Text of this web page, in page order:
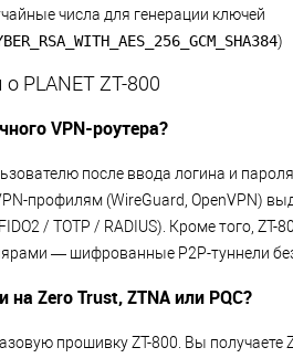
числа для генерации ключей
)
PLANET ZT-800
VPN-роутера?
после ввода логина и
профилям (WireGuard, OpenVPN)
/ TOTP / RADIUS). Кроме того, ZT-
— шифрованные P2P-туннели
Zero Trust, ZTNA или PQC?
прошивку ZT-800. Вы получаете